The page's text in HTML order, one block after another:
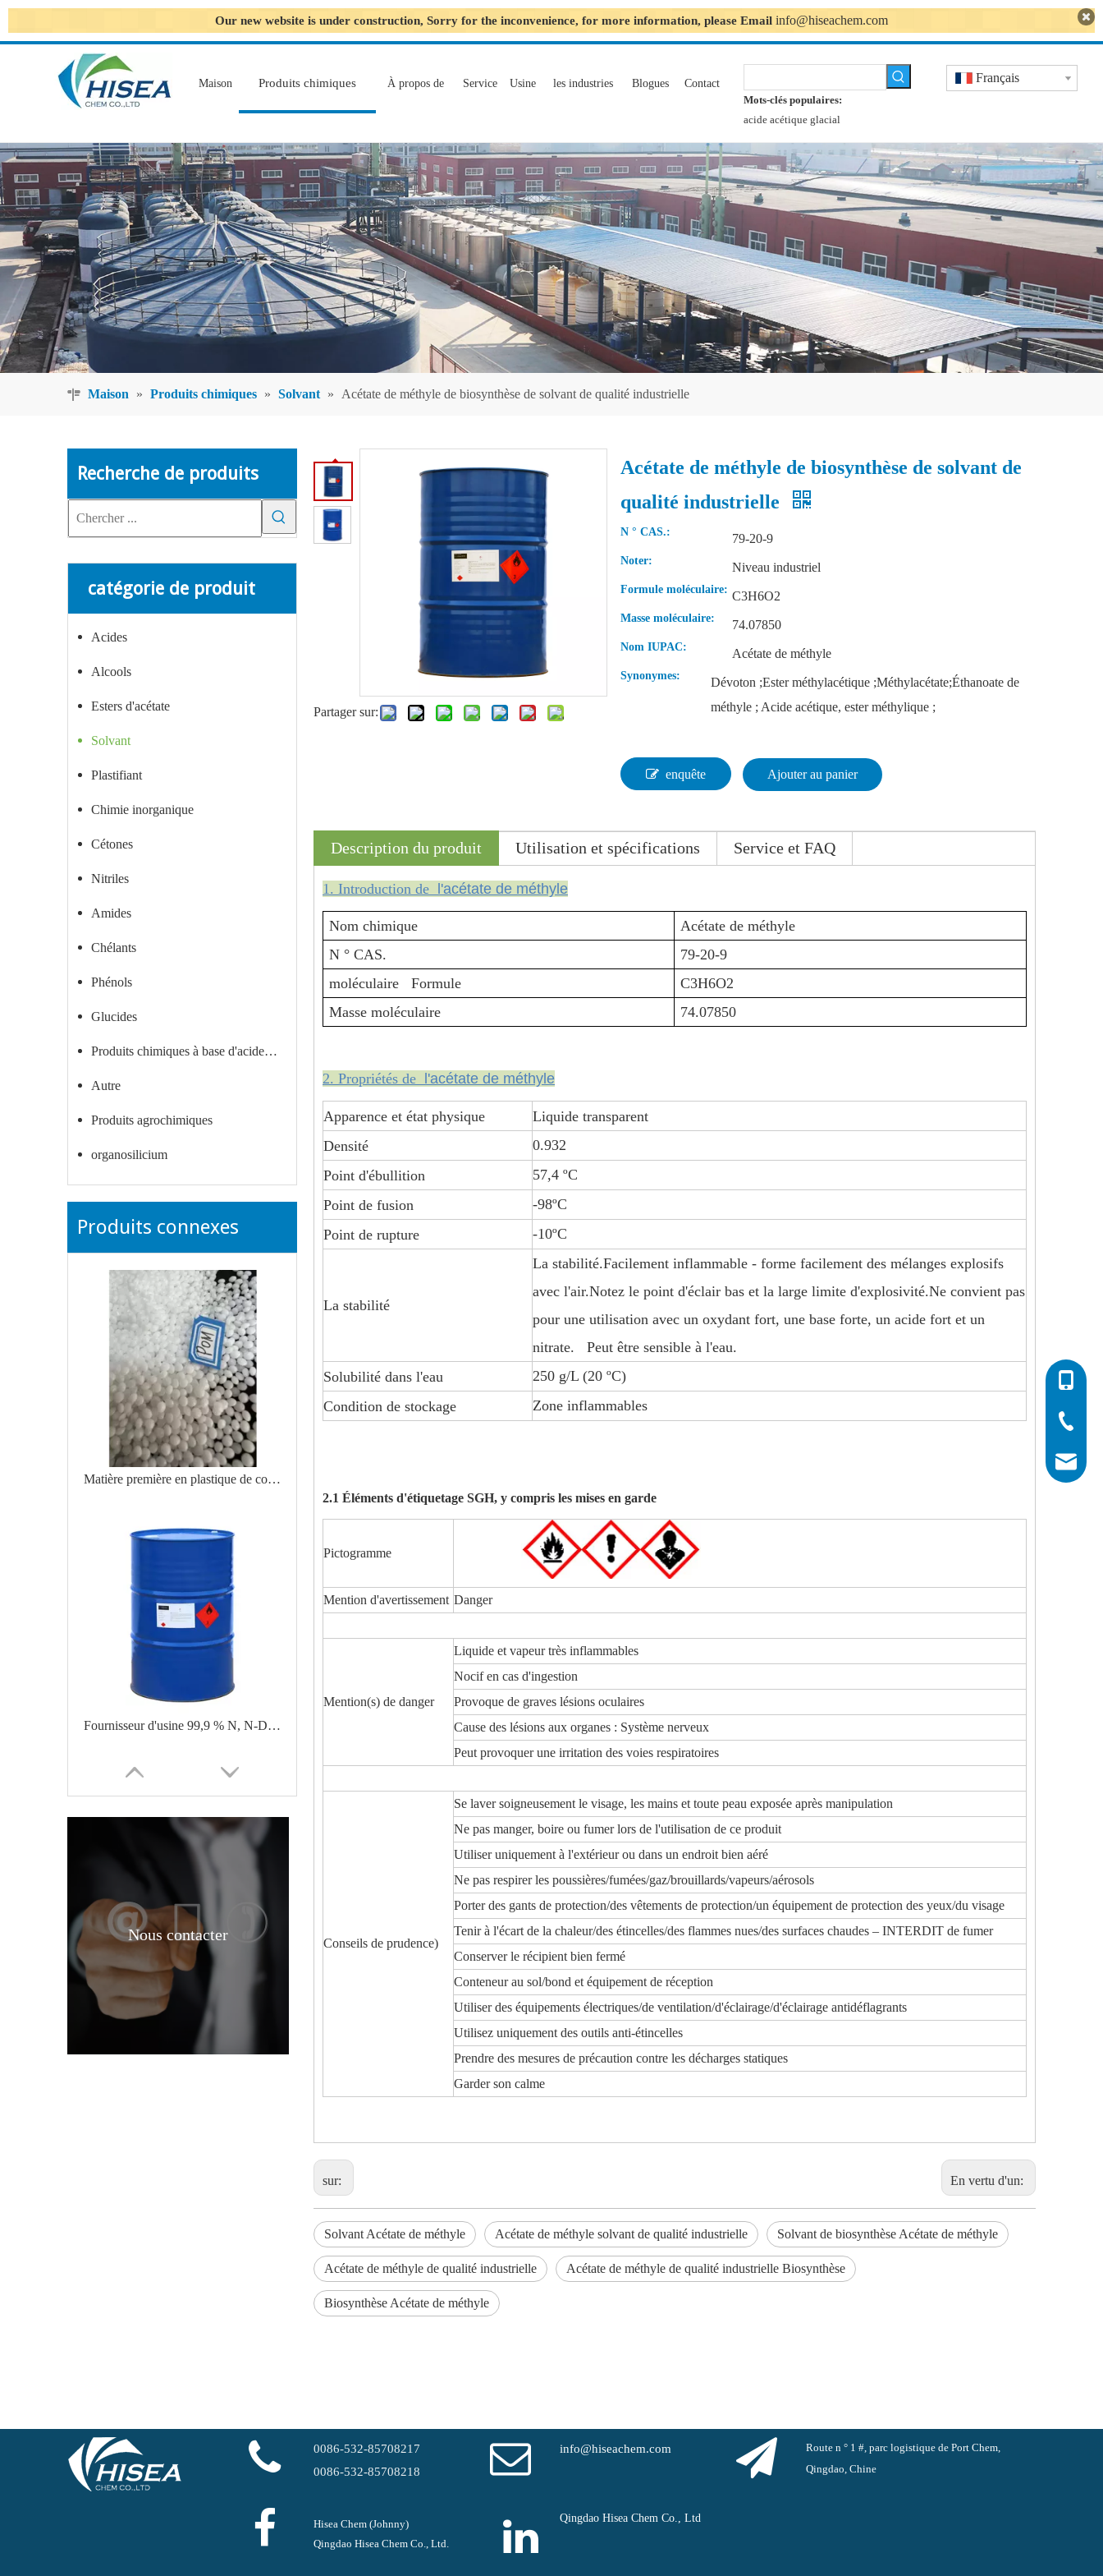
Our new website is under construction, Sorry for the inconvenience, for more information, please Email info@hiseachem.com
Maison Produits chimiques À propos de Service Usine les industries Blogues
Contact
Mots-clés populaires:
acide acétique glacial
Français
Maison » Produits chimiques » Solvant » Acétate de méthyle de biosynthèse de solvant de qualité industrielle
Recherche de produits
catégorie de produit
Acides
Alcools
Esters d'acétate
Solvant
Plastifiant
Chimie inorganique
Cétones
Nitriles
Amides
Chélants
Phénols
Glucides
Produits chimiques à base d'acide carboxylique
Autre
Produits agrochimiques
organosilicium
Produits connexes
Matière première en plastique de couleur naturelle POM polyacétal/polyformaldéhyde
Fournisseur d'usine 99,9 % N, N-Diméthylformamide DMF CAS 68-12-2
99 % N-Propanol/1-Propanol N° CAS 71-23-8 Code SH 29051210
Nous contacter
Partager sur:
Acétate de méthyle de biosynthèse de solvant de
qualité industrielle
N ° CAS.: 79-20-9
Noter: Niveau industriel
Formule moléculaire: C3H6O2
Masse moléculaire: 74.07850
Nom IUPAC: Acétate de méthyle
Synonymes:
Dévoton ;Ester méthylacétique ;Méthylacétate;Éthanoate de
méthyle ; Acide acétique, ester méthylique ;
enquête Ajouter au panier
Description du produit Utilisation et spécifications Service et FAQ
1. Introduction de l'acétate de méthyle
Nom chimique
Acétate de méthyle
N ° CAS.
79-20-9
moléculaire Formule
C3H6O2
Masse moléculaire
74.07850
2. Propriétés de l'acétate de méthyle
Apparence et état physique
Liquide transparent
Densité
0.932
Point d'ébullition
57,4 ºC
Point de fusion
-98ºC
Point de rupture
-10ºC
La stabilité
La stabilité.Facilement inflammable - forme facilement des mélanges explosifs
avec l'air.Notez le point d'éclair bas et la large limite d'explosivité.Ne convient pas
pour une utilisation avec un oxydant fort, une base forte, un acide fort et un
nitrate. Peut être sensible à l'eau.
Solubilité dans l'eau
250 g/L (20 ºC)
Condition de stockage
Zone inflammables
2.1 Éléments d'étiquetage SGH, y compris les mises en garde
Pictogramme
Mention d'avertissement Danger
Mention(s) de danger
Liquide et vapeur très inflammables
Nocif en cas d'ingestion
Provoque de graves lésions oculaires
Cause des lésions aux organes : Système nerveux
Peut provoquer une irritation des voies respiratoires
Conseils de prudence)
Se laver soigneusement le visage, les mains et toute peau exposée après manipulation
Ne pas manger, boire ou fumer lors de l'utilisation de ce produit
Utiliser uniquement à l'extérieur ou dans un endroit bien aéré
Ne pas respirer les poussières/fumées/gaz/brouillards/vapeurs/aérosols
Porter des gants de protection/des vêtements de protection/un équipement de protection des yeux/du visage
Tenir à l'écart de la chaleur/des étincelles/des flammes nues/des surfaces chaudes – INTERDIT de fumer
Conserver le récipient bien fermé
Conteneur au sol/bond et équipement de réception
Utiliser des équipements électriques/de ventilation/d'éclairage/d'éclairage antidéflagrants
Utilisez uniquement des outils anti-étincelles
Prendre des mesures de précaution contre les décharges statiques
Garder son calme
sur: En vertu d'un:
Solvant Acétate de méthyle Acétate de méthyle solvant de qualité industrielle Solvant de biosynthèse Acétate de méthyle
Acétate de méthyle de qualité industrielle Acétate de méthyle de qualité industrielle Biosynthèse
Biosynthèse Acétate de méthyle
0086-
0086-
0086-
0086-532-85708217
0086-532-85708218
info@hiseachem.com
Route n ° 1 #, parc logistique de Port Chem,
Qingdao, Chine
Hisea Chem (Johnny)
Qingdao Hisea Chem Co., Ltd.
Qingdao Hisea Chem Co., Ltd